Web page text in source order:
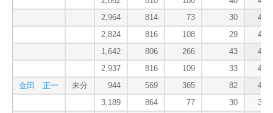
2,964
814 73 30
405
2,824
816 108 29
402
1,642
806 266 43
401
2,937
816 109 33
401
金田 正一
未分 944 569 365 82
400
3,189
864 77 30
399